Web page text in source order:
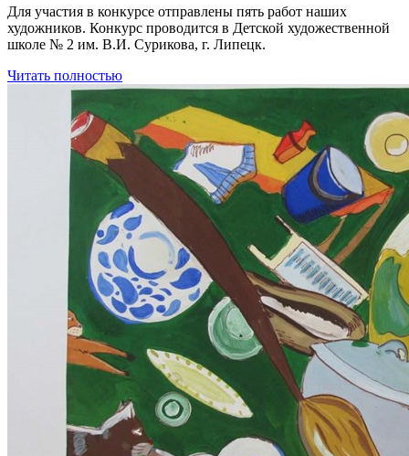
Для участия в конкурсе отправлены пять работ наших
художников. Конкурс проводится в Детской художественной
школе № 2 им. В.И. Сурикова, г. Липецк.
Читать полностью